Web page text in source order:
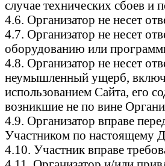
случае технических сбоев и
4.6. Организатор не несет
4.7. Организатор не несет
оборудованию или
4.8. Организатор не несет
неумышленный ущерб,
использованием Сайта, его
возникшие не по вине
4.9. Организатор вправе
Участником по настоящему
4.10. Участник вправе